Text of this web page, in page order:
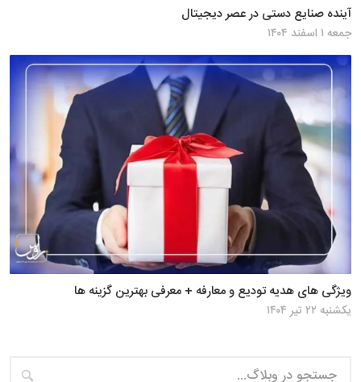
آینده صنایع دستی در عصر دیجیتال
جمعه ۱ اسفند ۱۴۰۴
ویژگی های هدیه تودیع و معارفه + معرفی بهترین گزینه ها
یکشنبه ۲۲ تیر ۱۴۰۴